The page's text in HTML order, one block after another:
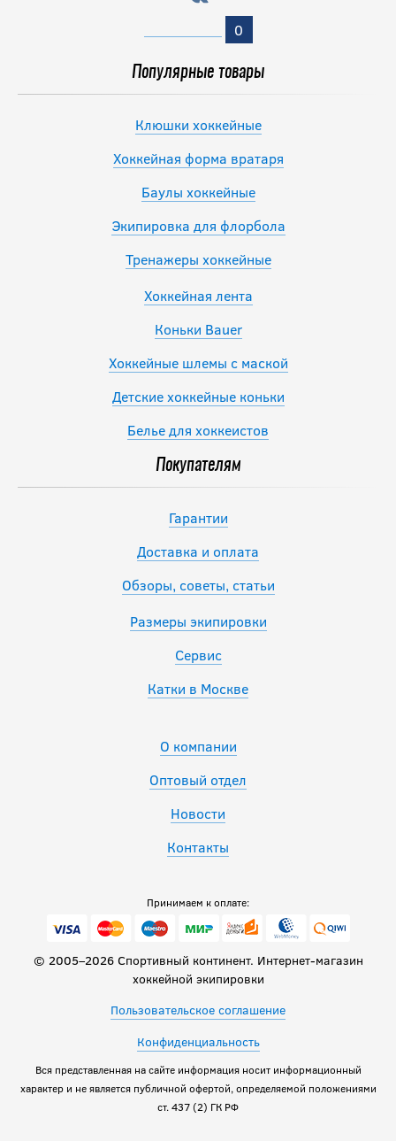
0
Популярные товары
Клюшки хоккейные
Хоккейная форма вратаря
Баулы хоккейные
Экипировка для флорбола
Тренажеры хоккейные
Хоккейная лента
Коньки Bauer
Хоккейные шлемы с маской
Детские хоккейные коньки
Белье для хоккеистов
Покупателям
Гарантии
Доставка и оплата
Обзоры, советы, статьи
Размеры экипировки
Сервис
Катки в Москве
О компании
Оптовый отдел
Новости
Контакты
Принимаем к оплате:
© 2005–2026 Спортивный континент. Интернет-магазин
хоккейной экипировки
Пользовательское соглашение
Конфиденциальность
Вся представленная на сайте информация носит информационный
характер и не является публичной офертой, определяемой положениями
ст. 437 (2) ГК РФ